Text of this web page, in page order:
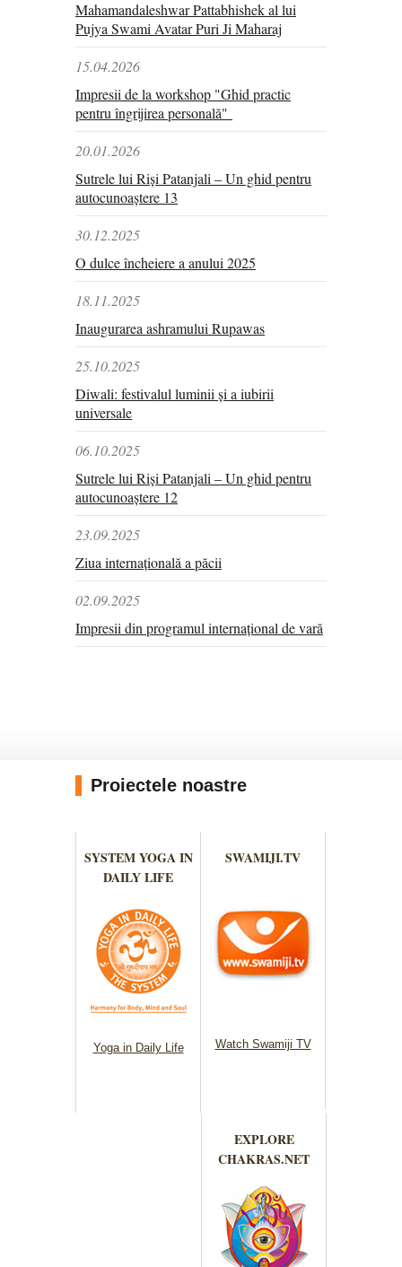
Mahamandaleshwar Pattabhishek al lui
Pujya Swami Avatar Puri Ji Maharaj
15.04.2026
Impresii de la workshop "Ghid practic
pentru îngrijirea personală"
20.01.2026
Sutrele lui Riși Patanjali – Un ghid pentru
autocunoaștere 13
30.12.2025
O dulce încheiere a anului 2025
18.11.2025
Inaugurarea ashramului Rupawas
25.10.2025
Diwali: festivalul luminii și a iubirii
universale
06.10.2025
Sutrele lui Riși Patanjali – Un ghid pentru
autocunoaștere 12
23.09.2025
Ziua internațională a păcii
02.09.2025
Impresii din programul internațional de vară
Proiectele noastre
SYSTEM YOGA IN
DAILY LIFE
Yoga in Daily Life
SWAMIJI.TV
Watch Swamiji TV
EXPLORE
CHAKRAS.NET